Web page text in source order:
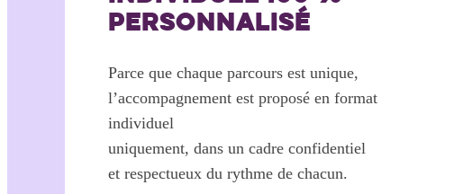
PERSONNALISÉ
Parce que chaque parcours est unique,
l’accompagnement est proposé en format
individuel
uniquement, dans un cadre confidentiel
et respectueux du rythme de chacun.